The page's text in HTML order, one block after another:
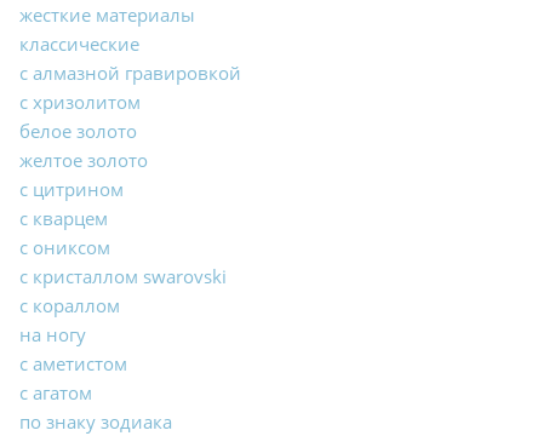
жесткие материалы
классические
с алмазной гравировкой
с хризолитом
белое золото
желтое золото
с цитрином
с кварцем
с ониксом
с кристаллом swarovski
с кораллом
на ногу
с аметистом
с агатом
по знаку зодиака